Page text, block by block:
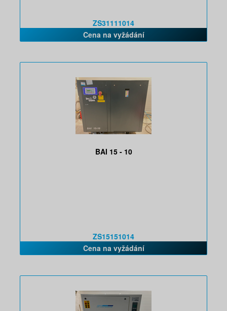
ZS31111014
Cena na vyžádání
BAI 15 - 10
ZS15151014
Cena na vyžádání